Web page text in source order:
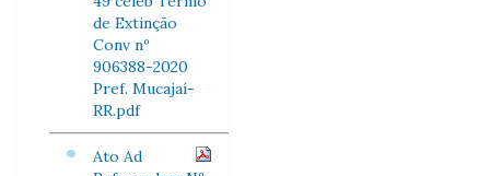
de Extinção
Conv nº
906388-2020
Pref. Mucajaí-
RR.pdf
Ato Ad